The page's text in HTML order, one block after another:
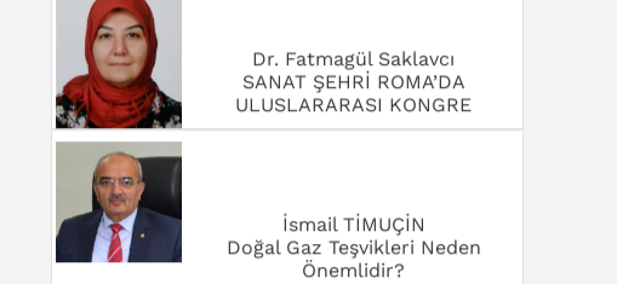
Dr. Fatmagül Saklavcı
SANAT ŞEHRİ ROMA’DA
ULUSLARARASI KONGRE
İsmail TİMUÇİN
Doğal Gaz Teşvikleri Neden
Önemlidir?